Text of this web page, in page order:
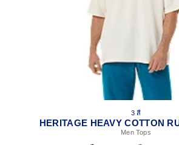
3 สี
HERITAGE HEAVY COTTON
Men Tops